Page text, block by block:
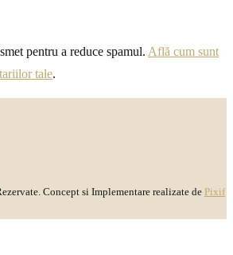
pentru a reduce spamul. Află cum sunt
tale.
Concept si Implementare realizate de Pixif